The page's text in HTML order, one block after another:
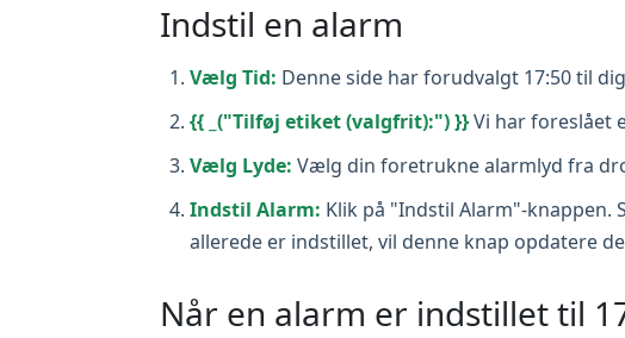
Indstil en alarm
Vælg Tid: Denne side har forudvalgt 17:50 til
{{ _("Tilføj etiket (valgfrit):") }}Vi har foreslået
Vælg Lyde: Vælg din foretrukne alarmlyd fra
Indstil Alarm: Klik på "Indstil Alarm"-
allerede er indstillet, vil denne knap opdatere
Når en alarm er indstillet til